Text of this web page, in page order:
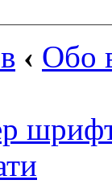
‹ Обо